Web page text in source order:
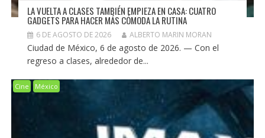
LA VUELTA A CLASES TAMBIÉN EMPIEZA EN CASA: CUATRO
GADGETS PARA HACER MÁS CÓMODA LA RUTINA
6 DE AGOSTO DE 2026 ALBERTO MARIN MORAN
Ciudad de México, 6 de agosto de 2026. — Con el
regreso a clases, alrededor de...
Cine México